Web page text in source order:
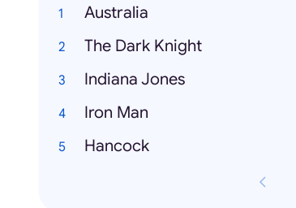
Australia
The Dark Knight
Indiana Jones
Iron Man
Hancock